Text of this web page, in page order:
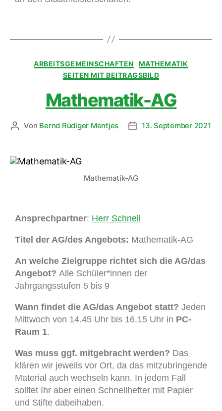
ARBEITSGEMEINSCHAFTEN
MATHEMATIK
SEITEN MIT BEITRAGSBILD
Mathematik-AG
Von Bernd Rüdiger Mentjes 13. September 2021
Mathematik-AG
Ansprechpartner: Herr Schnell
Titel der AG/des Angebots: Mathematik-AG
An welche Zielgruppe richtet sich die AG/das
Angebot? Alle Schüler*innen der
Jahrgangsstufen 5 bis 9
Wann findet die AG/das Angebot statt? Jeden
Mittwoch von 14.45 Uhr bis 16.15 Uhr in PC-
Raum 1.
Was muss ggf. mitgebracht werden? Das
klären wir jeweils vor Ort, da das mitzubringende
Material auch wechseln kann. In jedem Fall
solltet Ihr aber einen Schnellhefter mit Papier
und Stifte dabeihaben.